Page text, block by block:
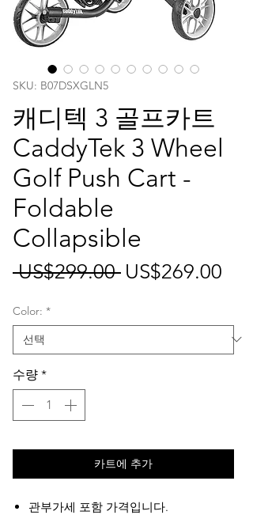
SKU: B07DSXGLN5
캐디텍 3 골프카트
CaddyTek 3 Wheel
Golf Push Cart -
Foldable
Collapsible
US$299.00 일
가
US$269.00
가
Color: *
수량 *
카트에 추가
관부가세 포함 가격입니다.